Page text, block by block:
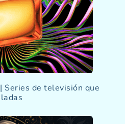
de televisión que